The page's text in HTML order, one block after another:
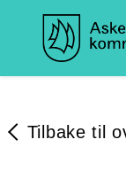
Tilbake til